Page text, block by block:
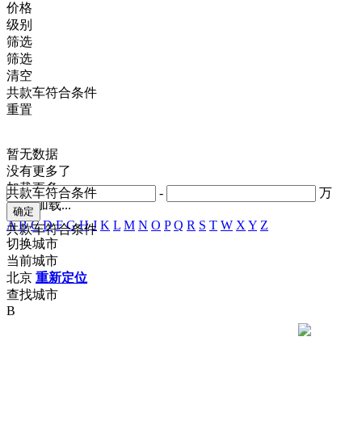
价格
- 万
共款车符合条件
级别
共款车符合条件
筛选
筛选
清空
共款车符合条件
重置
暂无数据
没有更多了
加载更多
正在加载...
A B C D F G H J K L M N O P Q R S T W X Y Z
切换城市
当前城市
北京 重新定位
查找城市
B